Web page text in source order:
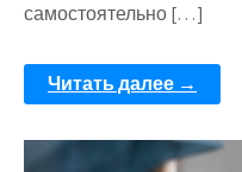
самостоятельно […]
Читать далее →